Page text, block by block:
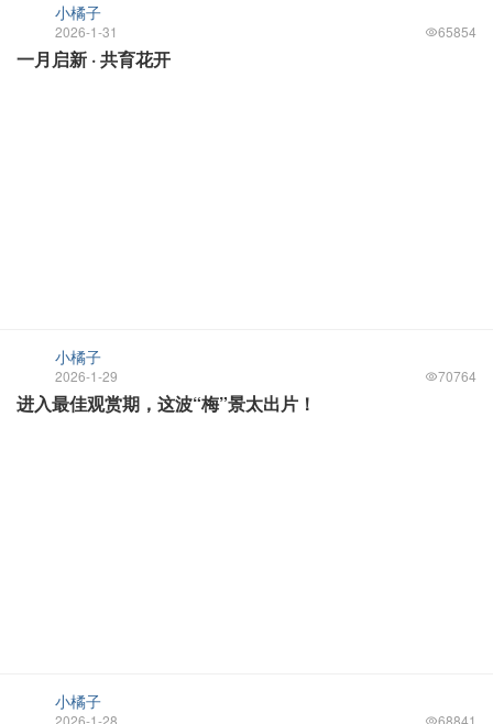
小橘子
2026-1-31 65854
一月启新 · 共育花开
小橘子
2026-1-29 70764
进入最佳观赏期，这波“梅”景太出片！
小橘子
2026-1-28 68841